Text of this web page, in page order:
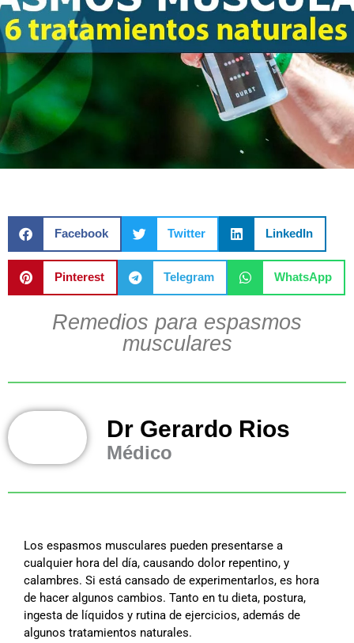
Facebook Twitter LinkedIn
Pinterest Telegram WhatsApp
Remedios para espasmos
musculares
Dr Gerardo Rios
Médico
Los espasmos musculares pueden presentarse a
cualquier hora del día, causando dolor repentino, y
calambres. Si está cansado de experimentarlos, es hora
de hacer algunos cambios. Tanto en tu dieta, postura,
ingesta de líquidos y rutina de ejercicios, además de
algunos tratamientos naturales.